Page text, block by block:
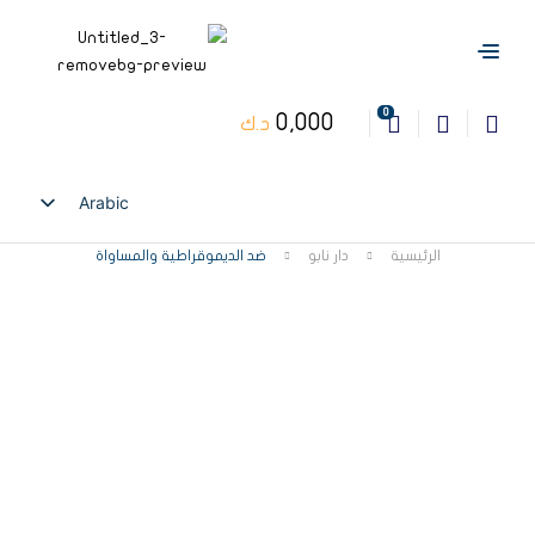
0
0,000 د.ك
Arabic
English
الرئيسية دار نابو ضد الديموقراطية والمساواة